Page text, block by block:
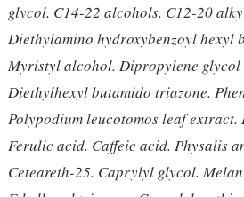
glycol. C14-22 alcohols. C12-20
Diethylamino hydroxybenzoyl hexyl
Myristyl alcohol. Dipropylene glycol
Diethylhexyl butamido triazone.
Polypodium leucotomos leaf
Ferulic acid. Caffeic acid. Physalis
Ceteareth-25. Caprylyl glycol.